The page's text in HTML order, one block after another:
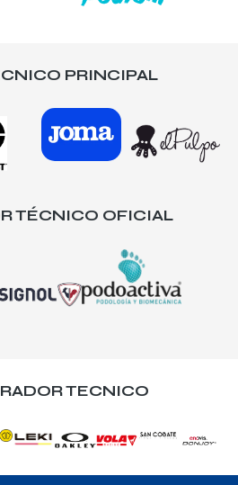
PRINCIPAL
TÉCNICO OFICIAL
TECNICO